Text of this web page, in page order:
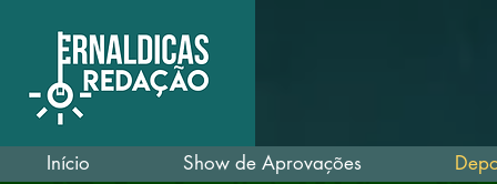
Início Show de Aprovações